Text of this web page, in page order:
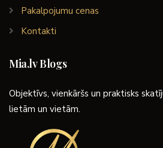
Pakalpojumu cenas
Kontakti
Mia.lv Blogs
Objektīvs, vienkāršs un praktisks
lietām un vietām.